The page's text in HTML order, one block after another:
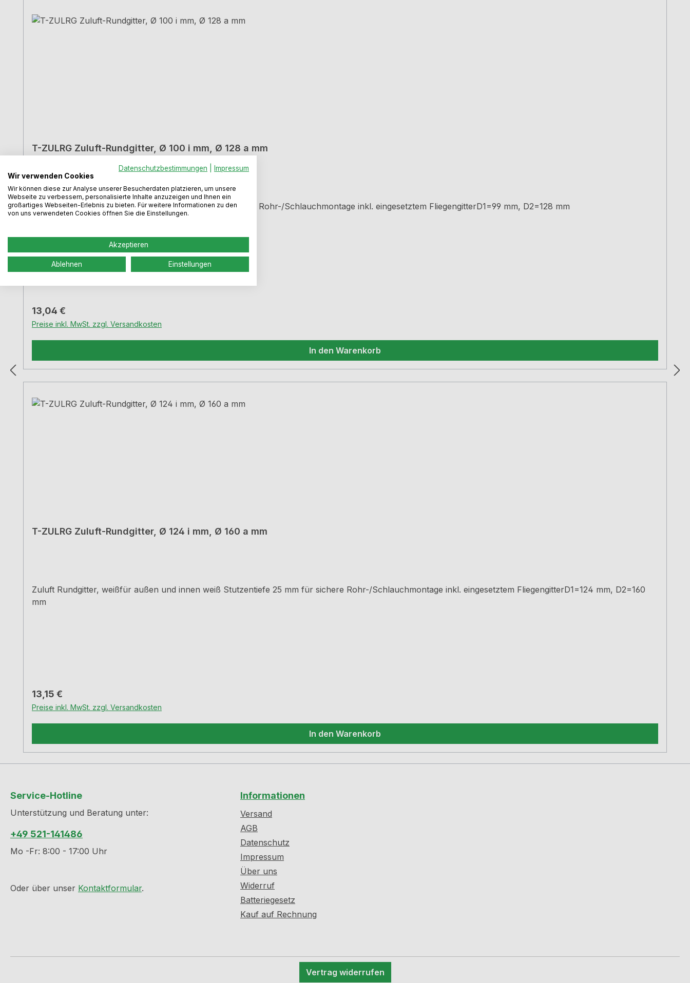
T-ZULRG Zuluft-Rundgitter, Ø 100 i mm, Ø 128 a mm
für außen und innen weiß Stutzentiefe 25 mm für sichere Rohr-/Schlauchmontage inkl. eingesetztem FliegengitterD1=99 mm, D2=128 mm
Regulärer Preis:
13,04 €
Preise inkl. MwSt. zzgl. Versandkosten
In den Warenkorb
T-ZULRG Zuluft-Rundgitter, Ø 124 i mm, Ø 160 a mm
Zuluft Rundgitter, weißfür außen und innen weiß Stutzentiefe 25 mm für sichere Rohr-/Schlauchmontage inkl. eingesetztem FliegengitterD1=124 mm, D2=160
mm
Regulärer Preis:
13,15 €
Preise inkl. MwSt. zzgl. Versandkosten
In den Warenkorb
Service-Hotline
Unterstützung und Beratung unter:
+49 521-141486
Mo -Fr: 8:00 - 17:00 Uhr
Oder über unser Kontaktformular.
Informationen
Versand
AGB
Datenschutz
Impressum
Über uns
Widerruf
Batteriegesetz
Kauf auf Rechnung
Vertrag widerrufen
Datenschutzbestimmungen
Impressum
Wir verwenden Cookies
Wir können diese zur Analyse unserer Besucherdaten platzieren, um unsere
Webseite zu verbessern, personalisierte Inhalte anzuzeigen und Ihnen ein
großartiges Webseiten-Erlebnis zu bieten. Für weitere Informationen zu den
von uns verwendeten Cookies öffnen Sie die Einstellungen.
Akzeptieren
Ablehnen Einstellungen